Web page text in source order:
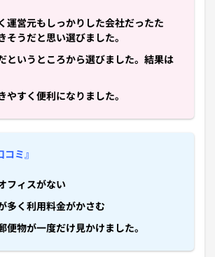
運営元もしっかりした会社だったた
そうだと思い選びました。
というところから選びました。結果は
やすく便利になりました。
ミ』
フィスがない
多く利用料金がかさむ
便物が一度だけ見かけました。